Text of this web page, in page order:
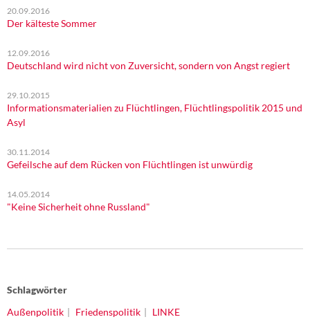
20.09.2016
Der kälteste Sommer
12.09.2016
Deutschland wird nicht von Zuversicht, sondern von Angst regiert
29.10.2015
Informationsmaterialien zu Flüchtlingen, Flüchtlingspolitik 2015 und
Asyl
30.11.2014
Gefeilsche auf dem Rücken von Flüchtlingen ist unwürdig
14.05.2014
"Keine Sicherheit ohne Russland"
Schlagwörter
Außenpolitik
Friedenspolitik LINKE